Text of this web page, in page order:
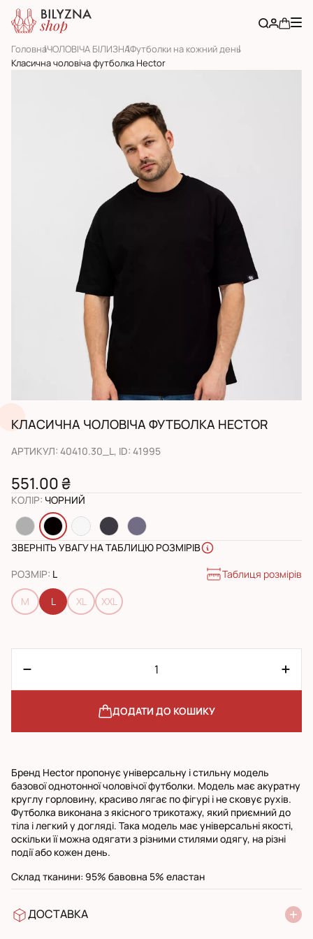
ГоловнаЧОЛОВІЧА БІЛИЗНАФутболки на кожний день
Класична чоловіча футболка Hector
КЛАСИЧНА ЧОЛОВІЧА ФУТБОЛКА HECTOR
АРТИКУЛ: 40410.30_L, ID: 41995
551.00 ₴
КОЛІР: ЧОРНИЙ
ЗВЕРНІТЬ УВАГУ НА ТАБЛИЦЮ РОЗМІРІВ
РОЗМІР: L Таблиця розмірів
M L XL XXL
ДОДАТИ ДО КОШИКУ
Бренд Hector пропонує універсальну і стильну модель
базової однотонної чоловічої футболки. Модель має акуратну
круглу горловину, красиво лягає по фігурі і не сковує рухів.
Футболка виконана з якісного трикотажу, який приємний до
тіла і легкий у догляді. Така модель має універсальні якості,
оскільки її можна одягати з різними стилями одягу, на різні
події або кожен день.
Склад тканини: 95% бавовна 5% еластан
ДОСТАВКА